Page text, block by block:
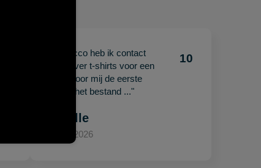
"Met Jacco heb ik contact
gehad over t-shirts voor een
beurs. Voor mij de eerste
keer en het bestand ..."
10
Mariëlle
15 april 2026